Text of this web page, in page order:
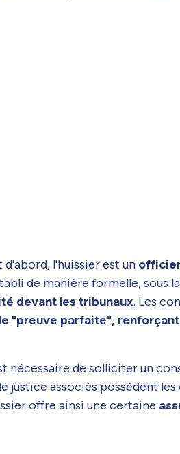
l'huissier est un
de manière formelle, sous
devant les tribunaux. Les
"preuve parfaite",
nécessaire de solliciter un
justice associés possèdent
offre ainsi une certaine